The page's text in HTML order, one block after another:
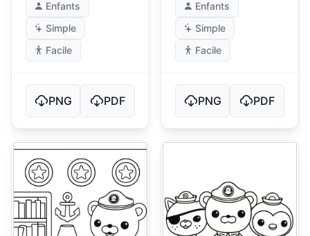
Enfants
Simple
Facile
PNG PDF
Enfants
Simple
Facile
PNG PDF